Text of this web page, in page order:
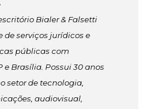
Bialer & Falsetti
de serviços jurídicos e
públicas com
e Brasília. Possui 30 anos
setor de tecnologia,
audiovisual,